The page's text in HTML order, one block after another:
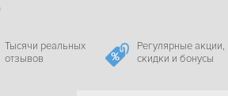
699
Тысячи реальных
отзывов
Регулярные акции,
скидки и бонусы